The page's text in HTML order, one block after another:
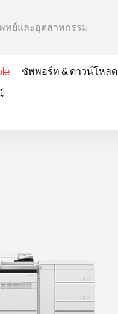
ทย์และอุตสาหกรรม
ซัพพอร์ท & ดาวน์โหลด